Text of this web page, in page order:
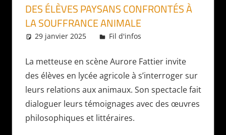
DES ÉLÈVES PAYSANS CONFRONTÉS À
LA SOUFFRANCE ANIMALE
29 janvier 2025 Daniel
Fil d'infos
La metteuse en scène Aurore Fattier invite
des élèves en lycée agricole à s’interroger sur
leurs relations aux animaux. Son spectacle fait
dialoguer leurs témoignages avec des œuvres
philosophiques et littéraires.